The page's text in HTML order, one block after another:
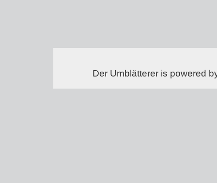
Der Umblätterer is powered